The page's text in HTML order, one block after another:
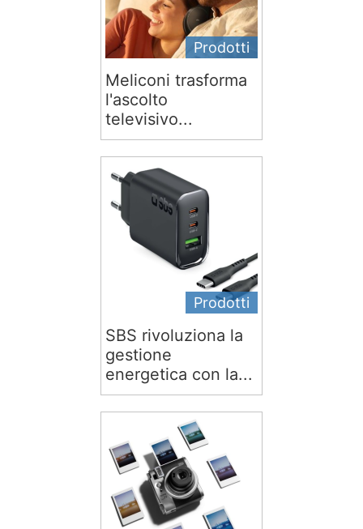
Prodotti
Meliconi trasforma
l'ascolto
televisivo...
Prodotti
SBS rivoluziona la
gestione
energetica con la...